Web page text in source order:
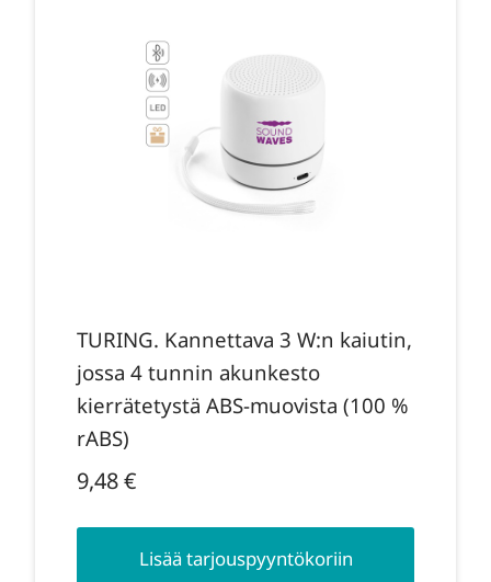
TURING. Kannettava 3 W:n kaiutin,
jossa 4 tunnin akunkesto
kierrätetystä ABS-muovista (100 %
rABS)
9,48€
Lisää tarjouspyyntökoriin